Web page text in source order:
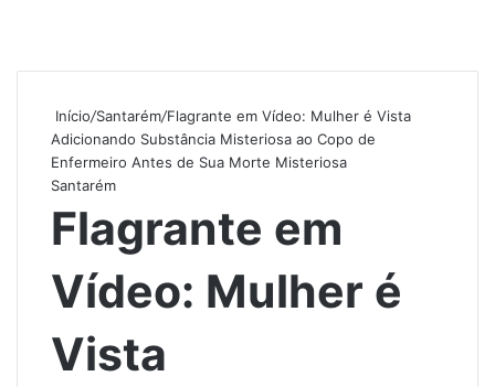
Início/Santarém/Flagrante em Vídeo: Mulher é Vista
Adicionando Substância Misteriosa ao Copo de
Enfermeiro Antes de Sua Morte Misteriosa
Santarém
Flagrante em
Vídeo: Mulher é
Vista